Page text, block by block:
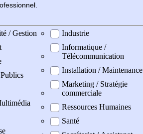
fessionnel
/ Gestion
Industrie
Informatique /
Télécommunication
Installation / Maintenance
Marketing / Stratégie
commerciale
Ressources Humaines
Santé